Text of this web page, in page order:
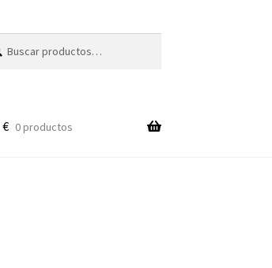
€ 0 productos